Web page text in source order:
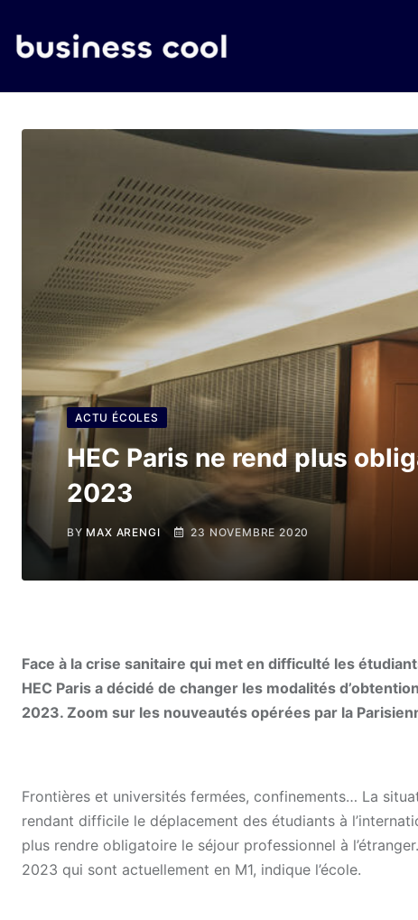
ACTU ÉCOLES
HEC Paris ne rend plus
2023
BY MAX ARENGI 23 NOVEMBRE 2020
Face à la crise sanitaire qui met en difficulté les
HEC Paris a décidé de changer les modalités
2023. Zoom sur les nouveautés opérées par la
Frontières et universités fermées, confinements… La
rendant difficile le déplacement des étudiants à
plus rendre obligatoire le séjour professionnel à
2023 qui sont actuellement en M1, indique l’école.